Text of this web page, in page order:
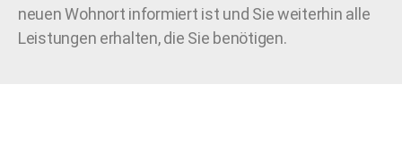
neuen Wohnort informiert ist und Sie weiterhin alle
Leistungen erhalten, die Sie benötigen.